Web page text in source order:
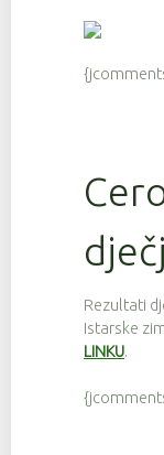
Rezultati
Istarske
LINKU.